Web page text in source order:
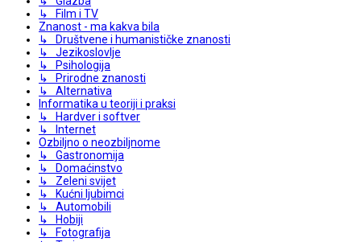
↳ Film i TV
Znanost - ma kakva bila
↳ Društvene i humanističke znanosti
↳ Jezikoslovlje
↳ Psihologija
↳ Prirodne znanosti
↳ Alternativa
Informatika u teoriji i praksi
↳ Hardver i softver
↳ Internet
Ozbiljno o neozbiljnome
↳ Gastronomija
↳ Domaćinstvo
↳ Zeleni svijet
↳ Kućni ljubimci
↳ Automobili
↳ Hobiji
↳ Fotografija